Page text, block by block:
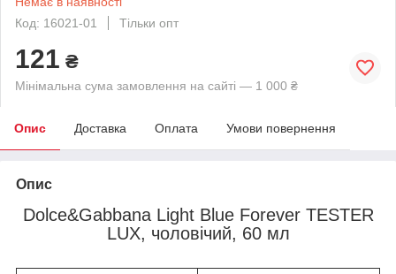
Код: 16021-01
Тільки опт
121 ₴
Мінімальна сума замовлення на сайті — 1 000 ₴
Опис Доставка Оплата Умови повернення
Опис
Dolce&Gabbana Light Blue Forever TESTER
LUX, чоловічий, 60 мл